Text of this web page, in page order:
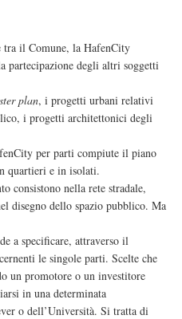
tra il Comune, la HafenCity
partecipazione degli altri soggetti
plan, i progetti urbani relativi
i progetti architettonici degli
per parti compiute il piano
quartieri e in isolati.
consistono nella rete stradale,
disegno dello spazio pubblico. Ma
a specificare, attraverso il
le singole parti. Scelte che
un promotore o un investitore
in una determinata
o dell’Università. Si tratta di